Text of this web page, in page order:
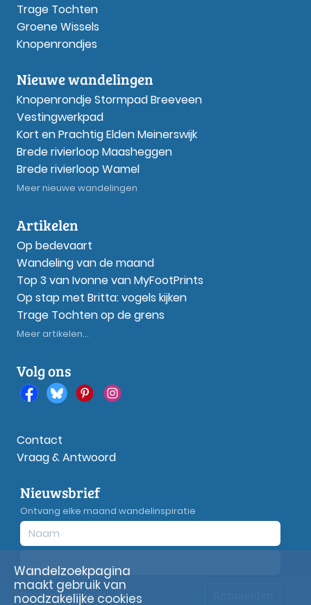
Trage Tochten
Groene Wissels
Knopenrondjes
Nieuwe wandelingen
Knopenrondje Stormpad Breeveen
Vestingwerkpad
Kort en Prachtig Elden Meinerswijk
Brede rivierloop Maasheggen
Brede rivierloop Wamel
Meer nieuwe wandelingen
Artikelen
Op bedevaart
Wandeling van de maand
Top 3 van Ivonne van MyFootPrints
Op stap met Britta: vogels kijken
Trage Tochten op de grens
Meer artikelen...
Volg ons
Contact
Vraag & Antwoord
Nieuwsbrief
Ontvang elke maand wandelinspiratie
Privacyverklaring
Wandelzoekpagina
maakt gebruik van
noodzakelijke cookies